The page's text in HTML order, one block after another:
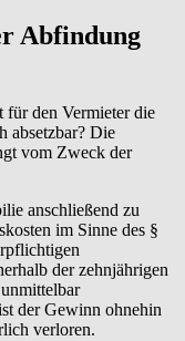
Abfindung
den Vermieter die
absetzbar? Die
vom Zweck der
anschließend zu
im Sinne des §
der zehnjährigen
der Gewinn ohnehin
verloren.